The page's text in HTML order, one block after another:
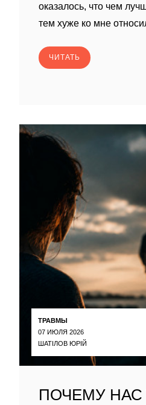
оказалось, что чем
тем хуже ко мне
ЧИТАТЬ
ТРАВМЫ
07 ИЮЛЯ 2026
ШАТІЛОВ ЮРІЙ
ПОЧЕМУ НАС